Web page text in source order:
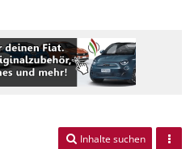
Inhalte suchen